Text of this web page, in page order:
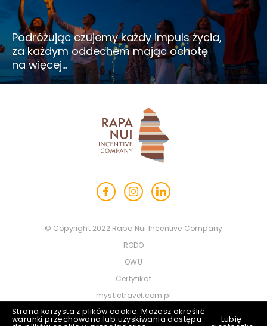
Strona korzysta z plików cookie. Możesz określić
warunki przechowana lub uzyskiwania dostępu Lubię
Podróżując czujemy każdy impuls życia,
za każdym oddechem mając ochotę
na więcej…
© Copyright 2022 Rapa Nui Incentive Company
RODO
OWU
Certyfikat
mystictravel.com.pl
mtbus.pl